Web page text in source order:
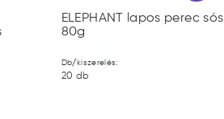
ELEPHANT lapos perec sós
80g
Db/kiszerelés:
20 db